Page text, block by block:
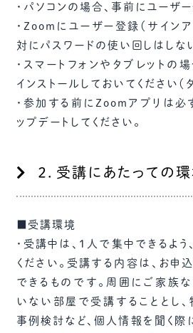
・パソコンの場合、事前にユーザ
・Zoomにユーザー登録（サイン
対にパスワードの使い回しはしな
・スマートフォンやタブレットの
インストールしておいてください（
・参加する前にZoomアプリは必
ップデートしてください。
２．受講にあたっての
■受講環境
・受講中は、1人で集中できるよ
ください。受講する内容は、お申
できるものです。周囲にご家族
いない部屋で受講することとし、
事例検討など、個人情報を聞く際